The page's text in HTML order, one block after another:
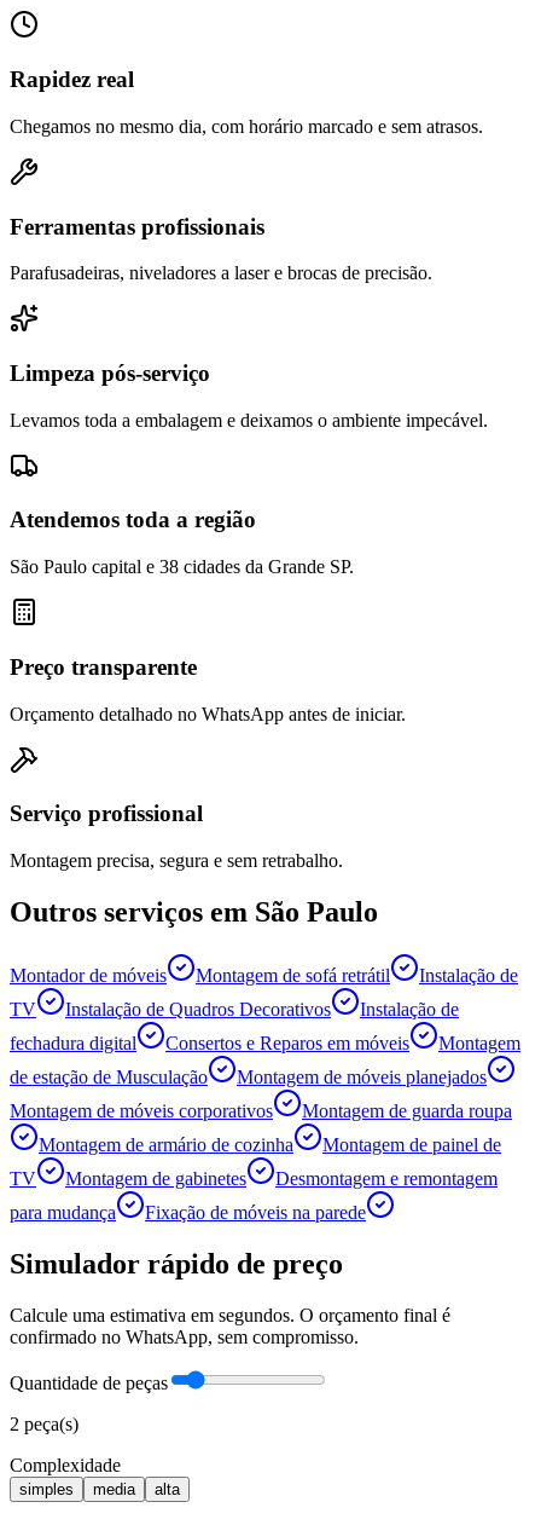
Rapidez real
Chegamos no mesmo dia, com horário marcado e sem atrasos.
Ferramentas profissionais
Parafusadeiras, niveladores a laser e brocas de precisão.
Limpeza pós-serviço
Levamos toda a embalagem e deixamos o ambiente impecável.
Atendemos toda a região
São Paulo capital e 38 cidades da Grande SP.
Preço transparente
Orçamento detalhado no WhatsApp antes de iniciar.
Serviço profissional
Montagem precisa, segura e sem retrabalho.
Outros serviços em São Paulo
Montador de móveis Montagem de sofá retrátil
Instalação de
TV
Instalação de Quadros Decorativos
Instalação de
fechadura digital
Consertos e Reparos em móveis
Montagem
de estação de Musculação
Montagem de móveis planejados
Montagem de móveis corporativos
Montagem de guarda roupa
Montagem de armário de cozinha
Montagem de painel de
TV
Montagem de gabinetes
Desmontagem e remontagem
para mudança
Fixação de móveis na parede
Simulador rápido de preço
Calcule uma estimativa em segundos. O orçamento final é
confirmado no WhatsApp, sem compromisso.
Quantidade de peças
2 peça(s)
Complexidade
simples media alta